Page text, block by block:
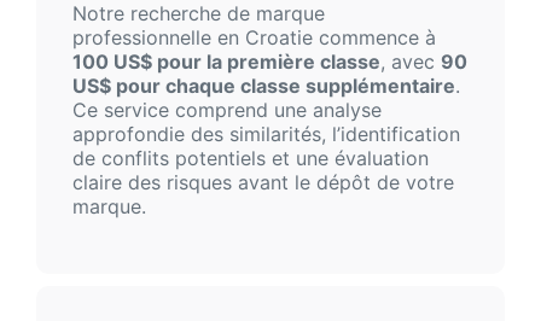
Notre recherche de marque
professionnelle en Croatie commence à
100 US$ pour la première classe, avec 90
US$ pour chaque classe supplémentaire.
Ce service comprend une analyse
approfondie des similarités, l’identification
de conflits potentiels et une évaluation
claire des risques avant le dépôt de votre
marque.